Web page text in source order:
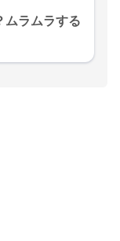
ムラムラする